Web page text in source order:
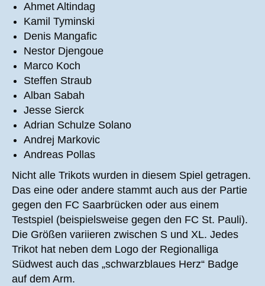
Ahmet Altindag
Kamil Tyminski
Denis Mangafic
Nestor Djengoue
Marco Koch
Steffen Straub
Alban Sabah
Jesse Sierck
Adrian Schulze Solano
Andrej Markovic
Andreas Pollas
Nicht alle Trikots wurden in diesem Spiel getragen.
Das eine oder andere stammt auch aus der Partie
gegen den FC Saarbrücken oder aus einem
Testspiel (beispielsweise gegen den FC St. Pauli).
Die Größen variieren zwischen S und XL. Jedes
Trikot hat neben dem Logo der Regionalliga
Südwest auch das „schwarzblaues Herz“ Badge
auf dem Arm.